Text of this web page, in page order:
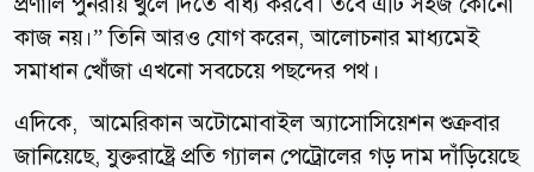
কাজ নয়।” তিনি আরও যোগ করেন, আলোচনার মাধ্যমেই
সমাধান খোঁজা এখনো সবচেয়ে পছন্দের পথ।
এদিকে, আমেরিকান অটোমোবাইল অ্যাসোসিয়েশন শুক্রবার
জানিয়েছে, যুক্তরাষ্ট্রে প্রতি গ্যালন পেট্রোলের গড় দাম দাঁড়িয়েছে